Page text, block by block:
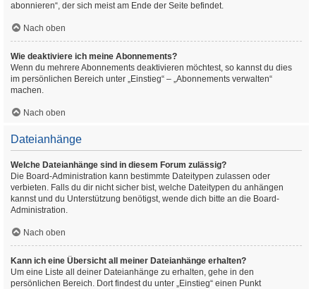
abonnieren“, der sich meist am Ende der Seite befindet.
Nach oben
Wie deaktiviere ich meine Abonnements?
Wenn du mehrere Abonnements deaktivieren möchtest, so kannst du dies
im persönlichen Bereich unter „Einstieg“ – „Abonnements verwalten“
machen.
Nach oben
Dateianhänge
Welche Dateianhänge sind in diesem Forum zulässig?
Die Board-Administration kann bestimmte Dateitypen zulassen oder
verbieten. Falls du dir nicht sicher bist, welche Dateitypen du anhängen
kannst und du Unterstützung benötigst, wende dich bitte an die Board-
Administration.
Nach oben
Kann ich eine Übersicht all meiner Dateianhänge erhalten?
Um eine Liste all deiner Dateianhänge zu erhalten, gehe in den
persönlichen Bereich. Dort findest du unter „Einstieg“ einen Punkt